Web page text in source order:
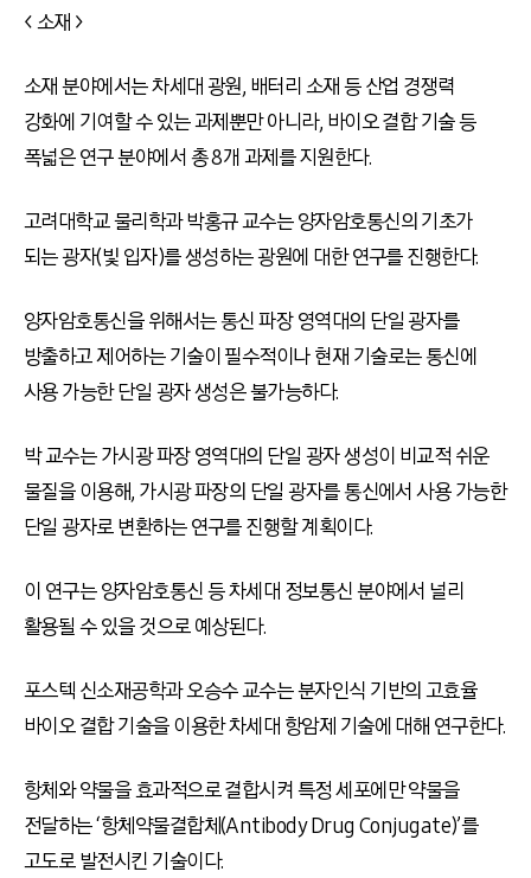
< 소재 >
소재 분야에서는 차세대 광원, 배터리 소재 등 산업 경쟁력
강화에 기여할 수 있는 과제뿐만 아니라, 바이오 결합 기술 등
폭넓은 연구 분야에서 총 8개 과제를 지원한다.
고려대학교 물리학과 박홍규 교수는 양자암호통신의 기초가
되는 광자(빛 입자)를 생성하는 광원에 대한 연구를 진행한다.
양자암호통신을 위해서는 통신 파장 영역대의 단일 광자를
방출하고 제어하는 기술이 필수적이나 현재 기술로는 통신에
사용 가능한 단일 광자 생성은 불가능하다.
박 교수는 가시광 파장 영역대의 단일 광자 생성이 비교적 쉬운
물질을 이용해, 가시광 파장의 단일 광자를 통신에서 사용 가능한
단일 광자로 변환하는 연구를 진행할 계획이다.
이 연구는 양자암호통신 등 차세대 정보통신 분야에서 널리
활용될 수 있을 것으로 예상된다.
포스텍 신소재공학과 오승수 교수는 분자인식 기반의 고효율
바이오 결합 기술을 이용한 차세대 항암제 기술에 대해 연구한다.
항체와 약물을 효과적으로 결합시켜 특정 세포에만 약물을
전달하는 ‘항체약물결합체(Antibody Drug Conjugate)’를
고도로 발전시킨 기술이다.